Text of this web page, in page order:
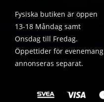
Fysiska butiken är öppen
13-18 Måndag samt
Onsdag till Fredag.
Öppettider för evenemang
annonseras separat.